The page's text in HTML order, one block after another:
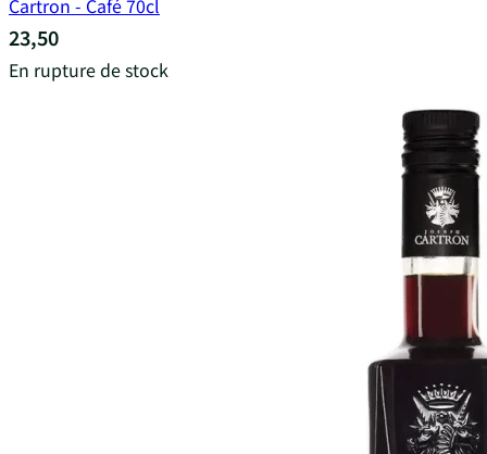
Cartron - Café 70cl
23,50
En rupture de stock